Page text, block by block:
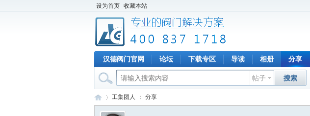
设为首页 收藏本站
汉德阀门官网 论坛 下载专区 导读 相册 分享
帖子 搜索
工集团人 分享